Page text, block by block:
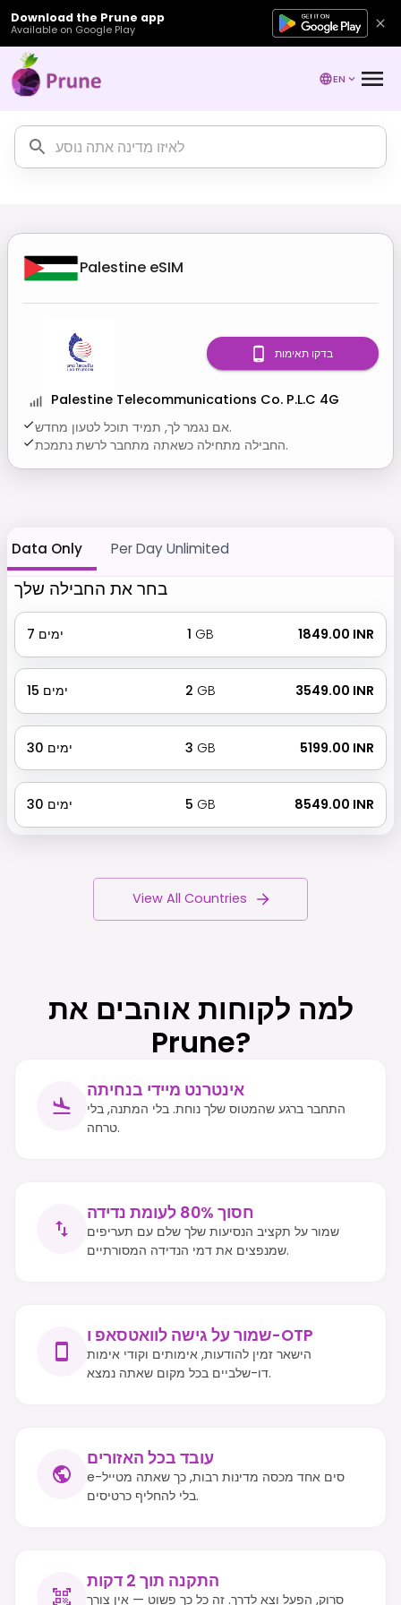
Download the Prune app
Available on Google Play
EN
Palestine eSIM
Palestine Telecommunications Co. P.L.C 4G
אם נגמר לך, תמיד תוכל לטעון מחדש.
החבילה מתחילה כשאתה מתחבר לרשת נתמכת.
בדקו תאימות
Data Only Per Day Unlimited
בחר את החבילה שלך
7 ימים 1 GB ₹ 1849.00 INR
15 ימים 2 GB ₹ 3549.00 INR
30 ימים 3 GB ₹ 5199.00 INR
30 ימים 5 GB ₹ 8549.00 INR
View All Countries
למה לקוחות אוהבים את
Prune?
אינטרנט מיידי בנחיתה
התחבר ברגע שהמטוס שלך נוחת. בלי המתנה, בלי
טרחה.
חסוך 80% לעומת נדידה
שמור על תקציב הנסיעות שלך שלם עם תעריפים
שמנפצים את דמי הנדידה המסורתיים.
שמור על גישה לוואטסאפ ו-OTP
הישאר זמין להודעות, אימותים וקודי אימות
דו-שלביים בכל מקום שאתה נמצא.
עובד בכל האזורים
e-סים אחד מכסה מדינות רבות, כך שאתה מטייל
בלי להחליף כרטיסים.
התקנה תוך 2 דקות
סרוק, הפעל וצא לדרך. זה כל כך פשוט — אין צורך